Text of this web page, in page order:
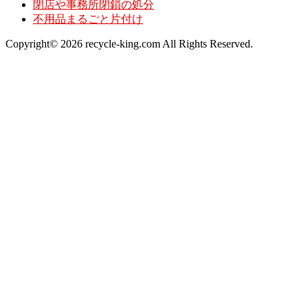
閉店や事務所閉鎖の処分
不用品まるごと片付け
Copyright© 2026 recycle-king.com All Rights Reserved.